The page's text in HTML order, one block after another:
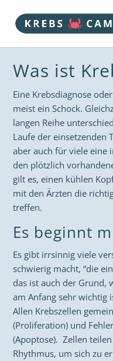
Was ist
Eine Krebsdiagnose
meist ein Schock.
langen Reihe
Laufe der einsetzenden
aber auch für viele eine
den plötzlich
gilt es, einen kühlen
mit den Ärzten die
treffen.
Es beginnt
Es gibt irrsinnig viele
schwierig macht, “die
das ist auch der Grund,
am Anfang sehr wichtig
Allen Krebszellen
(Proliferation) und
(Apoptose). Zellen
Rhythmus, um sich zu